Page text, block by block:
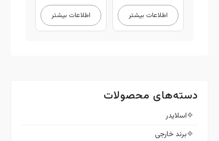
امتیاز
5.00
از 5
اطلاعات بیشتر اطلاعات بیشتر
دسته‌های محصولات
اسلایدر
برند خارجی